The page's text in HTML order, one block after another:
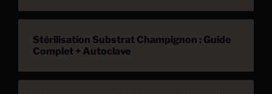
Stérilisation Substrat Champignon : Guide
Complet + Autoclave